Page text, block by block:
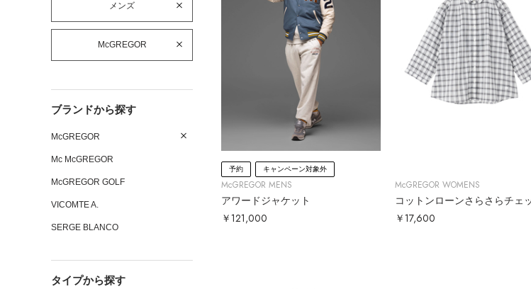
メンズ
McGREGOR
ブランドから探す
McGREGOR
Mc McGREGOR
McGREGOR GOLF
VICOMTE A.
SERGE BLANCO
タイプから探す
予約 キャンペーン対象外
McGREGOR MENS
アワードジャケット
￥121,000
McGREGOR WOMENS
￥17,600